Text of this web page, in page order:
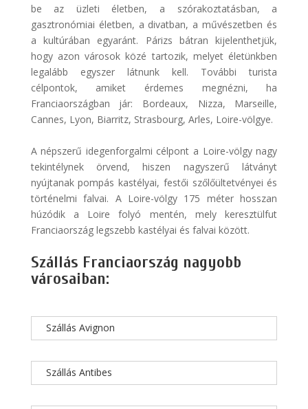
be az üzleti életben, a szórakoztatásban, a
gasztronómiai életben, a divatban, a művészetben és
a kultúrában egyaránt. Párizs bátran kijelenthetjük,
hogy azon városok közé tartozik, melyet életünkben
legalább egyszer látnunk kell. További turista
célpontok, amiket érdemes megnézni, ha
Franciaországban jár: Bordeaux, Nizza, Marseille,
Cannes, Lyon, Biarritz, Strasbourg, Arles, Loire-völgye.
A népszerű idegenforgalmi célpont a Loire-völgy nagy
tekintélynek örvend, hiszen nagyszerű látványt
nyújtanak pompás kastélyai, festői szőlőültetvényei és
történelmi falvai. A Loire-völgy 175 méter hosszan
húzódik a Loire folyó mentén, mely keresztülfut
Franciaország legszebb kastélyai és falvai között.
Szállás Franciaország nagyobb
városaiban:
Szállás Avignon
Szállás Antibes